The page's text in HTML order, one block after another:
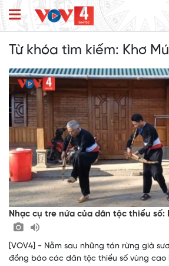
Từ khóa tìm kiếm: Khơ Mú
Nhạc cụ tre nứa của dân tộc thiểu số:
[VOV4] - Nằm sau những tán rừng già
đồng bào các dân tộc thiểu số vùng cao